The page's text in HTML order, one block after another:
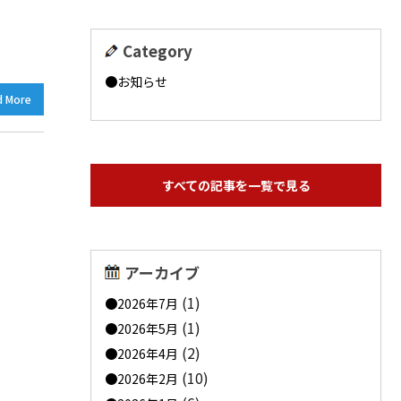
More
Category
お知らせ
すべての記事を一覧で見る
アーカイブ
2026年7月 (1)
2026年5月 (1)
2026年4月 (2)
2026年2月 (10)